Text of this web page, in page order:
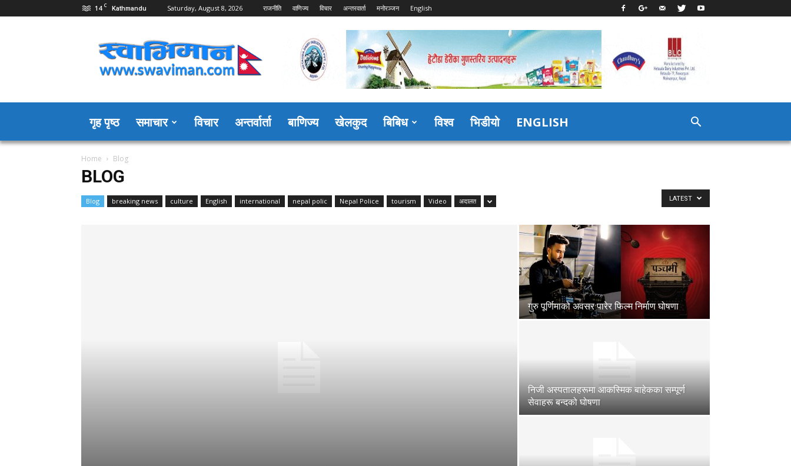
14 C Kathmandu Saturday, August 8, 2026 राजनीति वाणिज्य विचार अन्तरवार्ता मनोरञ्जन English
Swaviman
Nepal
गृह पृष्ठ समाचार विचार अन्तर्वार्ता बाणिज्य खेलकुद बिबिध विश्व भिडीयो ENGLISH
Home Blog
BLOG
Blog breaking news culture English international nepal polic Nepal Police tourism Video अदालत LATEST
गुरु पूर्णिमाको अवसर पारेर फिल्म निर्माण घोषणा
निजी अस्पतालहरूमा आकस्मिक बाहेकका सम्पूर्ण
सेवाहरू बन्दको घोषणा